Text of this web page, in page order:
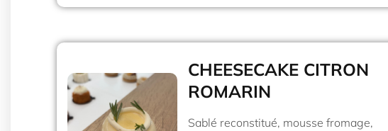
CHEESECAKE CITRON
ROMARIN
Sablé reconstitué, mousse fromage,